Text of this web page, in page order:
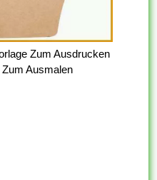
Zum Ausdrucken
Ausmalen